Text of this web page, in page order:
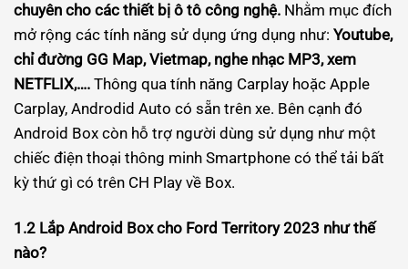
chuyên cho các thiết bị ô tô công nghệ. Nhằm mục đích
mở rộng các tính năng sử dụng ứng dụng như: Youtube,
chỉ đường GG Map, Vietmap, nghe nhạc MP3, xem
NETFLIX,…. Thông qua tính năng Carplay hoặc Apple
Carplay, Androdid Auto có sẵn trên xe. Bên cạnh đó
Android Box còn hỗ trợ người dùng sử dụng như một
chiếc điện thoại thông minh Smartphone có thể tải bất
kỳ thứ gì có trên CH Play về Box.
1.2 Lắp Android Box cho Ford Territory 2023 như thế
nào?